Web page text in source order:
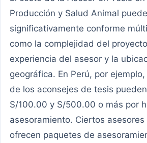
Producción y Salud Animal
significativamente conforme
como la complejidad del
experiencia del asesor y la
geográfica. En Perú, por
de los aconsejes de tesis
S/100.00 y S/500.00 o más por
asesoramiento. Ciertos
ofrecen paquetes de